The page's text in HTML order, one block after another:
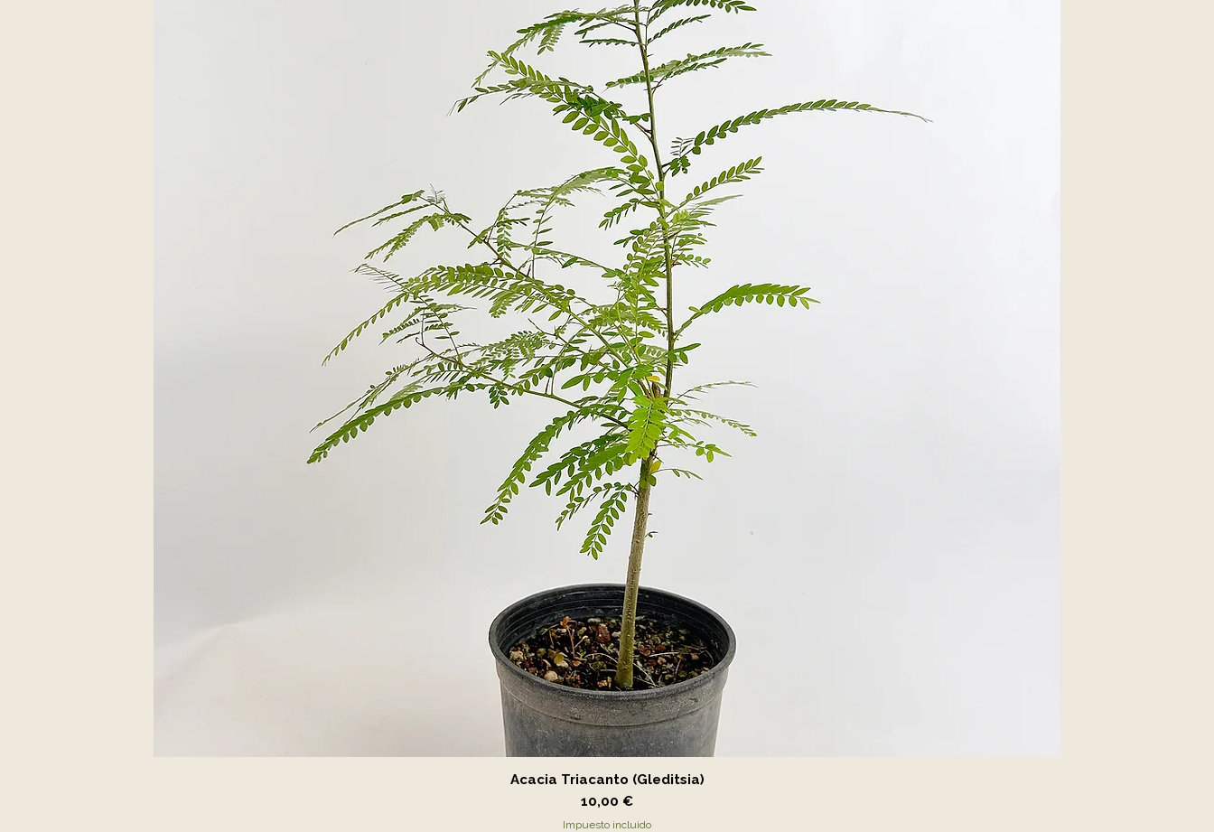
Vista rápida
Acacia Triacanto (Gleditsia)
Precio
10,00 €
Impuesto incluido